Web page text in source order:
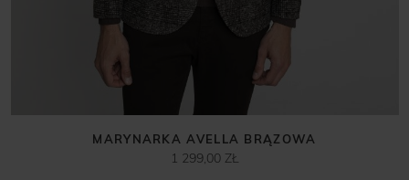
MARYNARKA AVELLA BRĄZOWA
1 299,00 ZŁ